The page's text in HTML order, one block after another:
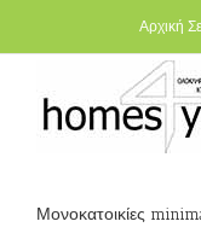
Αρχική
Μονοκατοικίες